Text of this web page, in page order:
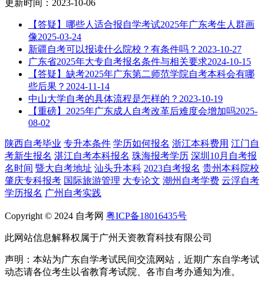
更新时间：2023-10-06
【答疑】哪些人适合报自学考试2025年广东考生人群画
像2025-03-24
新疆自考可以报读什么院校？有条件吗？ 2023-10-27
广东省2025年大专自考报名条件与相关要求2024-10-15
【答疑】缺考2025年广东第二师范学院自考本科会有哪
些后果？ 2024-11-14
中山大学自考的具体流程是怎样的？ 2023-10-19
【重磅】2025年广东成人自考改革后难度会增加吗2025-
08-02
陕西自考毕业 专升本条件 学历如何报名 浙江本科费用 江门自
考新生报名 湛江自考本科报名 珠海报考学历 深圳10月自考报
名时间 暨大自考地址 汕头升本科 2023自考报名 贵州本科院校
肇庆专科报考 国际旅游管理 大专论文 潮州自考学费 云浮自考
学历报名 广州自考实践
Copyright © 2024 自考网 粤ICP备18016435号
此网站信息解释权属于广州天资教育科技有限公司
声明：本站为广东自学考试民间交流网站，近期广东自学考试
动态请各位考生以省教育考试院、各市自考办通知为准。